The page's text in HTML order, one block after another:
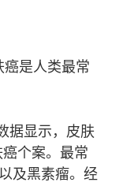
是人类最常
据显示，皮肤
个案。最常
及黑素瘤。经